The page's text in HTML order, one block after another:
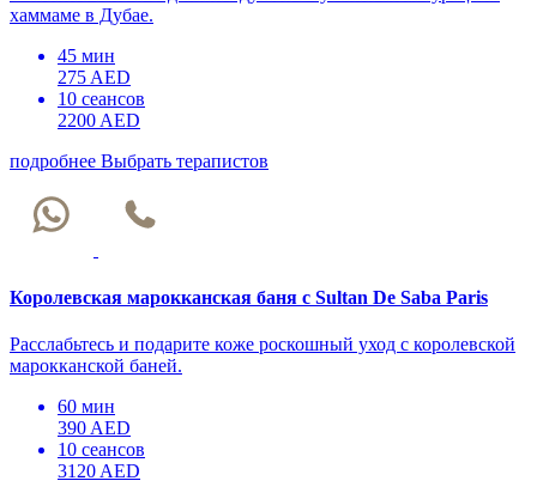
хаммаме в Дубае.
45 мин
275 AED
10 сеансов
2200 AED
подробнее Выбрать терапистов
Королевская марокканская баня с Sultan De Saba Paris
Расслабьтесь и подарите коже роскошный уход с королевской
марокканской баней.
60 мин
390 AED
10 сеансов
3120 AED